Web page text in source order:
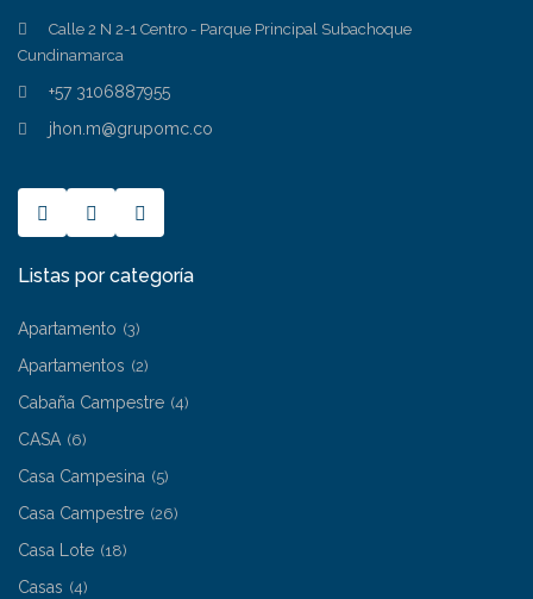
Calle 2 N 2-1 Centro - Parque Principal Subachoque
Cundinamarca
+57 3106887955
jhon.m@grupomc.co
Listas por categoría
Apartamento (3)
Apartamentos (2)
Cabaña Campestre (4)
CASA (6)
Casa Campesina (5)
Casa Campestre (26)
Casa Lote (18)
Casas (4)